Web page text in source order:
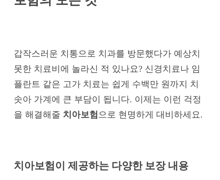
갑작스러운 치통으로 치과를 방문했다가 예상치
못한 치료비에 놀라신 적 있나요? 신경치료나 임
플란트 같은 고가 치료는 쉽게 수백만 원까지 치
솟아 가계에 큰 부담이 됩니다. 이제는 이런 걱정
을 해결해줄 치아보험으로 현명하게 대비하세요.
치아보험이 제공하는 다양한 보장 내용